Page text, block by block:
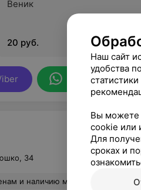
Веник
20 руб.
WhatsApp
34
- 3.01.14 для группы: 3 семьи 2+2, 1 семья 2+1 на адрес:
Наш сайт
удобства
Вы можете
cookie или
Для
сроках и